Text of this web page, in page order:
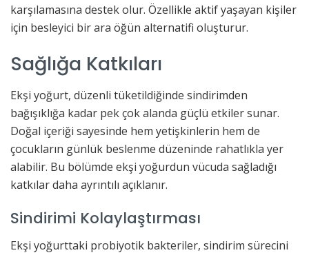
karşılamasına destek olur. Özellikle aktif yaşayan kişiler
için besleyici bir ara öğün alternatifi oluşturur.
Sağlığa Katkıları
Ekşi yoğurt, düzenli tüketildiğinde sindirimden
bağışıklığa kadar pek çok alanda güçlü etkiler sunar.
Doğal içeriği sayesinde hem yetişkinlerin hem de
çocukların günlük beslenme düzeninde rahatlıkla yer
alabilir. Bu bölümde ekşi yoğurdun vücuda sağladığı
katkılar daha ayrıntılı açıklanır.
Sindirimi Kolaylaştırması
Ekşi yoğurttaki probiyotik bakteriler, sindirim sürecini